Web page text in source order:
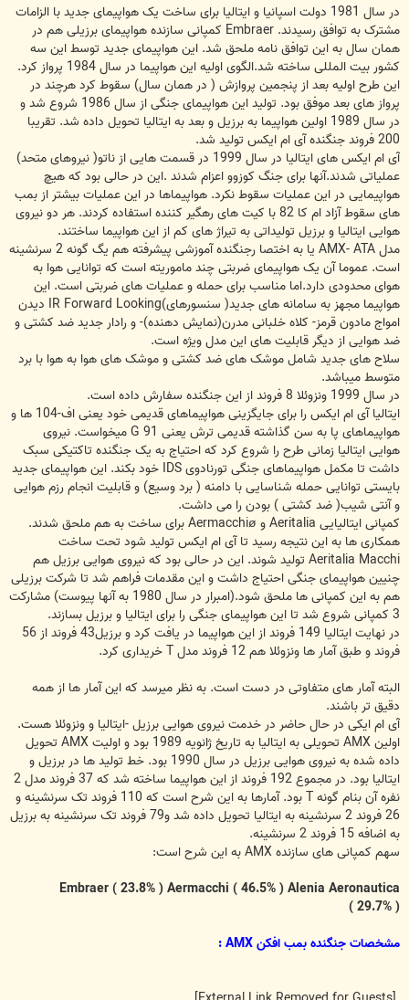
در سال 1981 دولت اسپانیا و ایتالیا برای ساخت یک هواپیمای جدید با الزامات
مشترک به توافق رسیدند. Embraer کمپانی سازنده هواپیمای برزیلی هم در
همان سال به این توافق نامه ملحق شد. این هواپیمای جدید توسط این سه
کشور بیت المللی ساخته شد.الگوی اولیه این هواپیما در سال 1984 پرواز کرد.
این طرح اولیه بعد از پنجمین پروازش ( در همان سال) سقوط کرد هرچند در
پرواز های بعد موفق بود. تولید این هواپیمای جنگی از سال 1986 شروع شد و
در سال 1989 اولین هواپیما به برزیل و بعد به ایتالیا تحویل داده شد. تقریبا
200 فروند جنگنده آی ام ایکس تولید شد.
آی ام ایکس های ایتالیا در سال 1999 در قسمت هایی از ناتو( نیروهای متحد)
عملیاتی شدند.آنها برای جنگ کوزوو اعزام شدند .این در حالی بود که هیچ
هواپیمایی در این عملیات سقوط نکرد. هواپیماها در این عملیات بیشتر از بمب
های سقوط آزاد ام کا 82 با کیت های رهگیر کننده استفاده کردند. هر دو نیروی
هوایی ایتالیا و برزیل تولیداتی به تیراژ های کم از این هواپیما ساختند.
مدل AMX- ATA یا به اختصا رجنگنده آموزشی پیشرفته هم یگ گونه 2 سرنشینه
است. عموما آن یک هواپیمای ضربتی چند ماموریته است که توانایی هوا به
هوای محدودی دارد.اما مناسب برای حمله و عملیات های ضربتی است. این
هواپیما مجهز به سامانه های جدید( سنسورهای)IR Forward Looking دیدن
امواج مادون قرمز- کلاه خلبانی مدرن(نمایش دهنده)- و رادار جدید ضد کشتی و
ضد هوایی از دیگر قابلیت های این مدل ویژه است.
سلاح های جدید شامل موشک های ضد کشتی و موشک های هوا به هوا با برد
متوسط میباشد.
در سال 1999 ونزوئلا 8 فروند از این جنگنده سفارش داده است.
ایتالیا آی ام ایکس را برای جایگزینی هواپیماهای قدیمی خود یعنی اف-104 ها و
هواپیماهای پا به سن گذاشته قدیمی ترش یعنی G 91 میخواست. نیروی
هوایی ایتالیا زمانی طرح را شروع کرد که احتیاج به یک جنگنده تاکتیکی سبک
داشت تا مکمل هواپیماهای جنگی تورنادوی IDS خود بکند. این هواپیمای جدید
بایستی توانایی حمله شناسایی با دامنه ( برد وسیع) و قابلیت انجام رزم هوایی
و آنتی شیب( ضد کشتی ) بودن را می داشت.
کمپانی ایتالیایی Aeritalia و Aermacchiø برای ساخت به هم ملحق شدند.
همکاری ها به این نتیجه رسید تا آی ام ایکس تولید شود تحت ساخت
Aeritalia Macchi تولید شوند. این در حالی بود که نیروی هوایی برزیل هم
چنیین هواپیمای جنگی احتیاج داشت و این مقدمات فراهم شد تا شرکت برزیلی
هم به این کمپانی ها ملحق شود.(امبرار در سال 1980 به آنها پیوست) مشارکت
3 کمپانی شروع شد تا این هواپیمای جنگی را برای ایتالیا و برزیل بسازند.
در نهایت ایتالیا 149 فروند از این هواپیما در یافت کرد و برزیل43 فروند از 56
فروند و طبق آمار ها ونزوئلا هم 12 فروند مدل T خریداری کرد.
البته آمار های متفاوتی در دست است. به نظر میرسد که این آمار ها از همه
دقیق تر باشند.
آی ام ایکی در حال حاضر در خدمت نیروی هوایی برزیل -ایتالیا و ونزوئلا هست.
اولین AMX تحویلی به ایتالیا به تاریخ ژانویه 1989 بود و اولیت AMX تحویل
داده شده به نیروی هوایی برزیل در سال 1990 بود. خط تولید ها در برزیل و
ایتالیا بود. در مجموع 192 فروند از این هواپیما ساخته شد که 37 فروند مدل 2
نفره آن بنام گونه T بود. آمارها به این شرح است که 110 فروند تک سرنشینه و
26 فروند 2 سرنشینه به ایتالیا تحویل داده شد و79 فروند تک سرنشینه به برزیل
به اضافه 15 فروند 2 سرنشینه.
سهم کمپانی های سازنده AMX به این شرح است:
Embraer ( 23.8% ) Aermacchi ( 46.5% ) Alenia Aeronautica
( 29.7% )
مشخصات جنگنده بمب افکن AMX :